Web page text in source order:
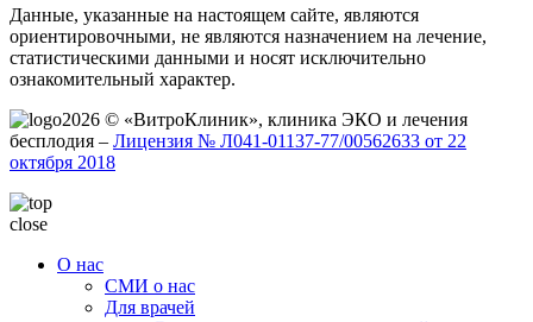
Данные, указанные на настоящем сайте, являются
ориентировочными, не являются назначением на лечение,
статистическими данными и носят исключительно
ознакомительный характер.
2026 © «ВитроКлиник», клиника ЭКО и лечения
бесплодия – Лицензия № Л041-01137-77/00562633 от 22
октября 2018
close
О нас
СМИ о нас
Для врачей